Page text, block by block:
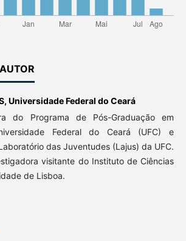
Universidade Federal do Ceará
do Programa de Pós-Graduação em
Federal do Ceará (UFC) e
das Juventudes (Lajus) da UFC.
visitante do Instituto de Ciências
de Lisboa.